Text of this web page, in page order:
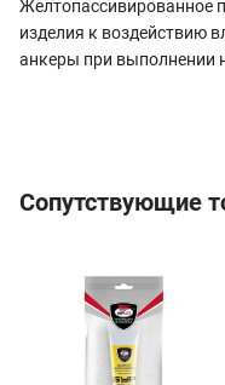
Желтопассивированное
изделия к воздействию
анкеры при выполнении
Сопутствующие